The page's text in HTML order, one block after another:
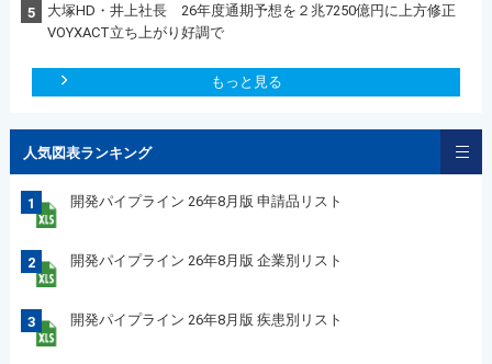
5
大塚HD・井上社長 26年度通期予想を２兆7250億円に上方修正
VOYXACT立ち上がり好調で
もっと見る
人気図表ランキング
1 開発パイプライン 26年8月版 申請品リスト
2 開発パイプライン 26年8月版 企業別リスト
3 開発パイプライン 26年8月版 疾患別リスト